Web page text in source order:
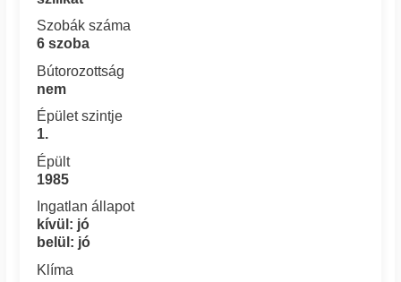
Szobák száma
6 szoba
Bútorozottság
nem
Épület szintje
1.
Épült
1985
Ingatlan állapot
kívül: jó
belül: jó
Klíma